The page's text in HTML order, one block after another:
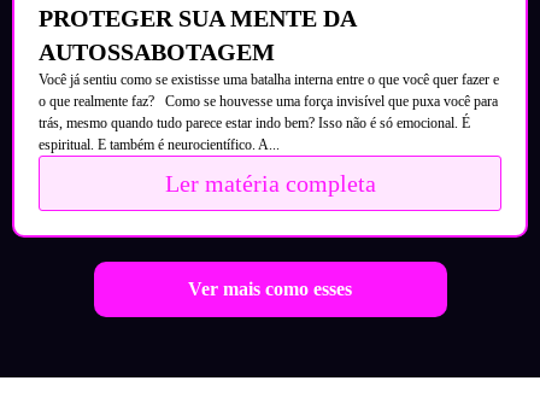
PROTEGER SUA MENTE DA
AUTOSSABOTAGEM
Você já sentiu como se existisse uma batalha interna entre o que você quer fazer e
o que realmente faz? Como se houvesse uma força invisível que puxa você para
trás, mesmo quando tudo parece estar indo bem? Isso não é só emocional. É
espiritual. E também é neurocientífico. A...
Ler matéria completa
Ver mais como esses